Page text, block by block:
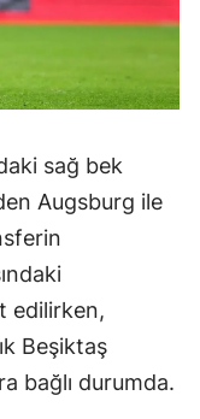
sağ bek
Augsburg ile
edilirken,
Beşiktaş
bağlı durumda.